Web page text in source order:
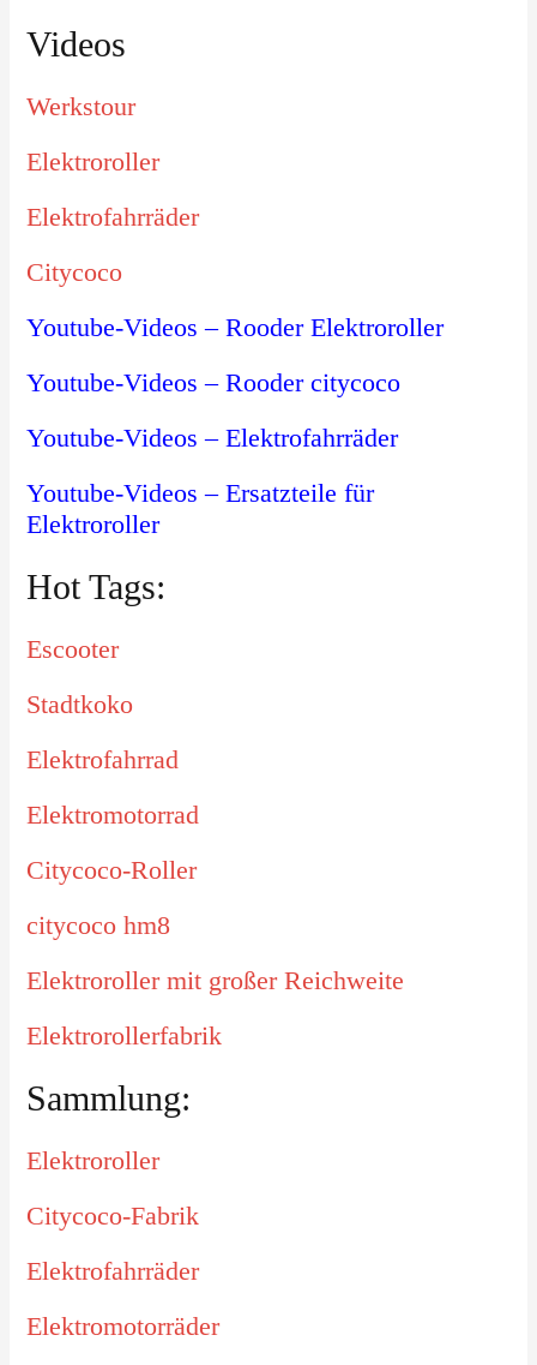
Videos
Werkstour
Elektroroller
Elektrofahrräder
Citycoco
Youtube-Videos – Rooder Elektroroller
Youtube-Videos – Rooder citycoco
Youtube-Videos – Elektrofahrräder
Youtube-Videos – Ersatzteile für
Elektroroller
Hot Tags:
Escooter
Stadtkoko
Elektrofahrrad
Elektromotorrad
Citycoco-Roller
citycoco hm8
Elektroroller mit großer Reichweite
Elektrorollerfabrik
Sammlung:
Elektroroller
Citycoco-Fabrik
Elektrofahrräder
Elektromotorräder